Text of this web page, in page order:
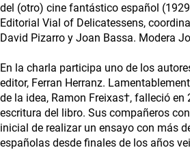
del (otro) cine fantástico español
Editorial Vial of Delicatessens,
David Pizarro y Joan Bassa. Modera
En la charla participa uno de los
editor, Ferran Herranz.
de la idea, Ramon Freixas†, falleció en
escritura del libro. Sus compañeros
inicial de realizar un ensayo con más
españolas desde finales de los años